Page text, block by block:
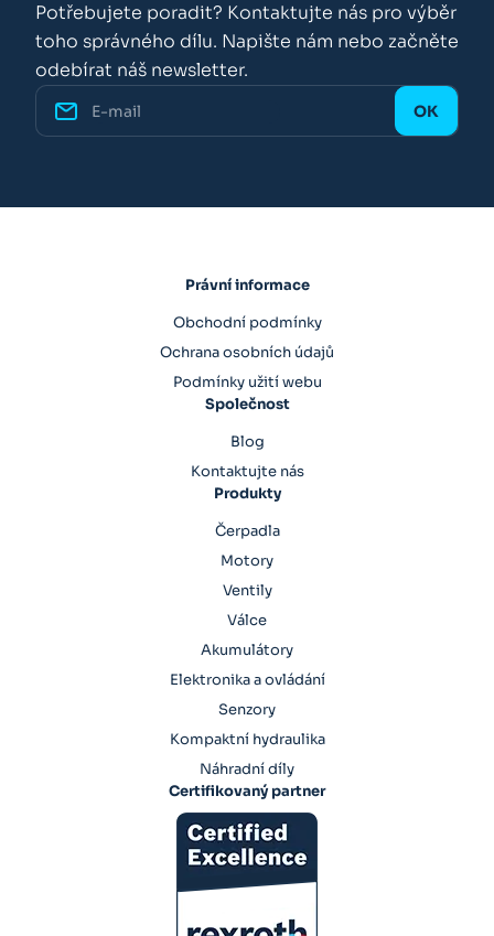
Potřebujete poradit? Kontaktujte nás pro výběr
toho správného dílu. Napište nám nebo začněte
odebírat náš newsletter.
Právní informace
Obchodní podmínky
Ochrana osobních údajů
Podmínky užití webu
Společnost
Blog
Kontaktujte nás
Produkty
Čerpadla
Motory
Ventily
Válce
Akumulátory
Elektronika a ovládání
Senzory
Kompaktní hydraulika
Náhradní díly
Certifikovaný partner